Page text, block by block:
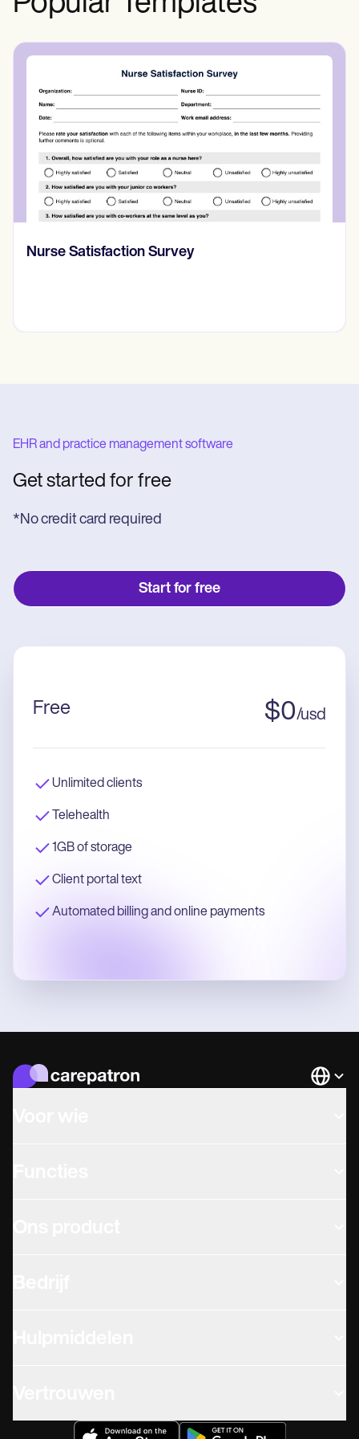
CBT Worksheet for Anxiety
EHR and practice management software
Get started for free
*No credit card required
Start for free
Free $0/usd
Unlimited clients
Telehealth
1GB of storage
Client portal text
Automated billing and online payments